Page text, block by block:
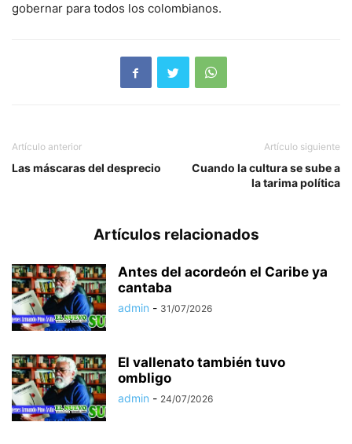
gobernar para todos los colombianos.
Artículo anterior
Las máscaras del desprecio
Artículo siguiente
Cuando la cultura se sube a
la tarima política
Artículos relacionados
Antes del acordeón el Caribe ya
cantaba
admin - 31/07/2026
El vallenato también tuvo
ombligo
admin - 24/07/2026